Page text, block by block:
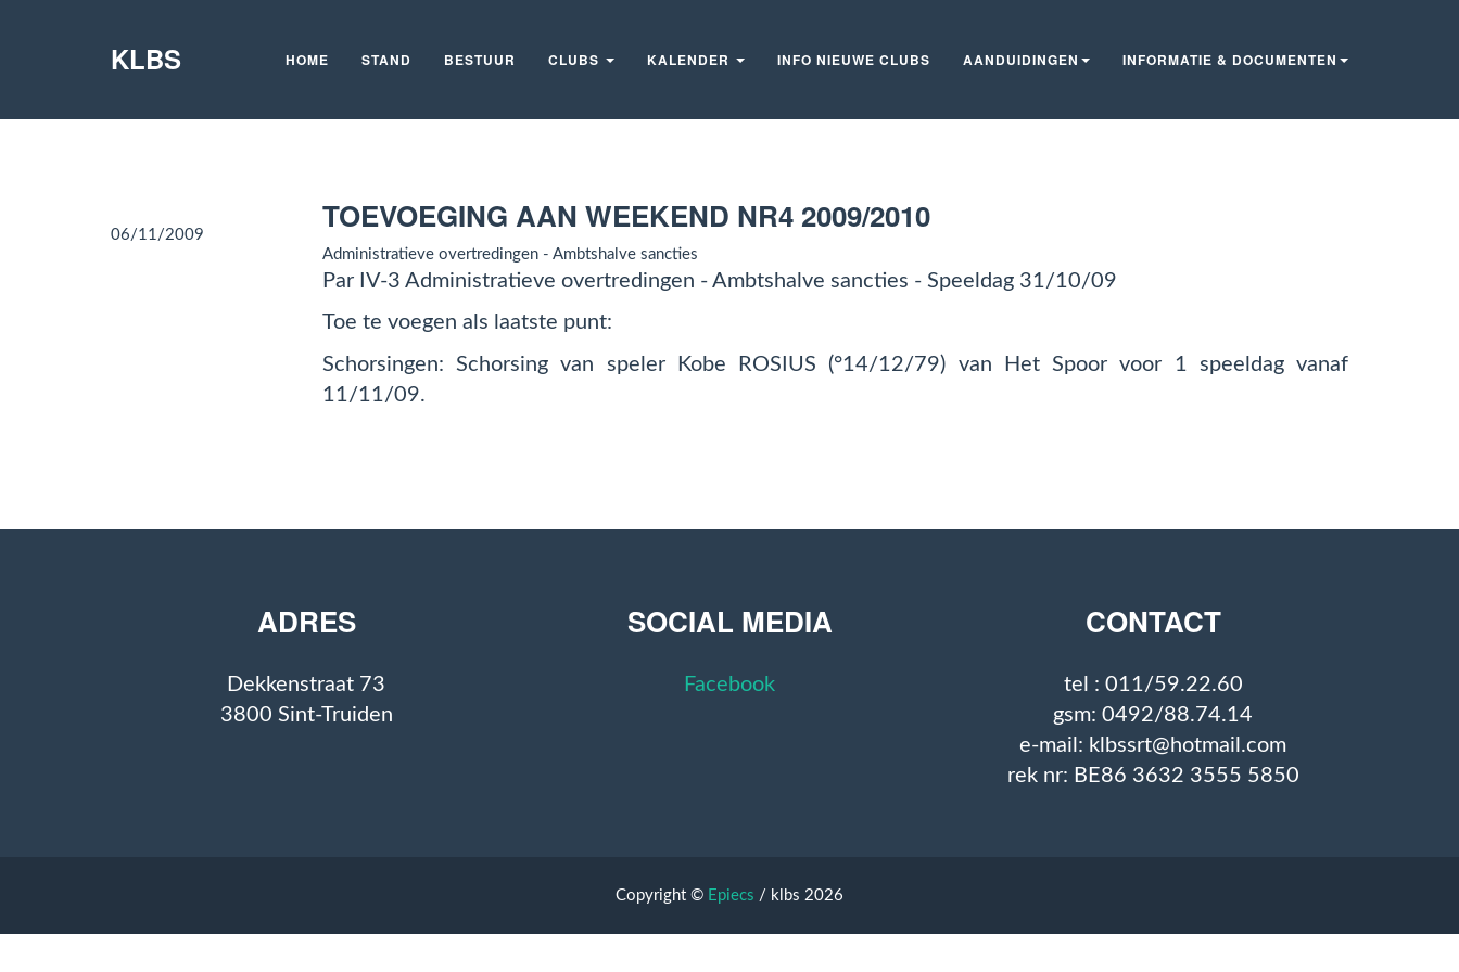
KLBS HOME STAND BESTUUR CLUBS KALENDER INFO NIEUWE CLUBS AANDUIDINGEN INFORMATIE & DOCUMENTEN
06/11/2009 TOEVOEGING AAN WEEKEND NR4 2009/2010
Administratieve overtredingen - Ambtshalve sancties
Par IV-3 Administratieve overtredingen - Ambtshalve sancties - Speeldag 31/10/09
Toe te voegen als laatste punt:
Schorsingen: Schorsing van speler Kobe ROSIUS (°14/12/79) van Het Spoor voor 1 speeldag vanaf
11/11/09.
ADRES
Dekkenstraat 73
3800 Sint-Truiden
SOCIAL MEDIA
Facebook
CONTACT
tel : 011/59.22.60
gsm: 0492/88.74.14
e-mail: klbssrt@hotmail.com
rek nr: BE86 3632 3555 5850
Copyright © Epiecs / klbs 2026